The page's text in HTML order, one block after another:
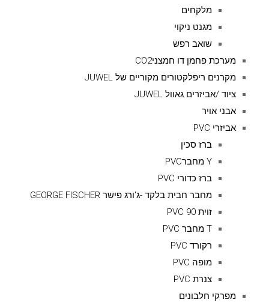
מלקחים
מגנט ניקוי
שואב רפש
מערכת פחמן דו חמצניCO2
מקרנים ריפלקטורים מקוריים של JUWEL
ציוד /אביזרים גאוול JUWEL
אבני אויר
אביזרי PVC
ברז סכין
Y מחברPVC
ברז כדורי PVC
מחבר חבית בלקד -ג'ורג פישר GEORGE FISCHER
זוית 90 PVC
T מחבר PVC
רקורד PVC
מופה PVC
צנרת PVC
מפרקי חלבונים